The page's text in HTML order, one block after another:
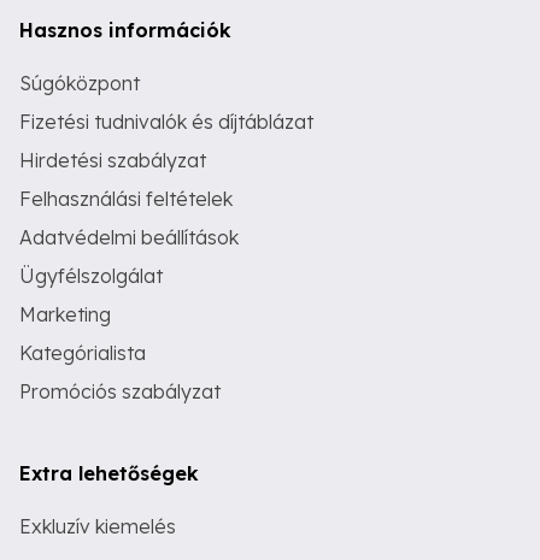
Hasznos információk
Súgóközpont
Fizetési tudnivalók és díjtáblázat
Hirdetési szabályzat
Felhasználási feltételek
Adatvédelmi beállítások
Ügyfélszolgálat
Marketing
Kategórialista
Promóciós szabályzat
Extra lehetőségek
Exkluzív kiemelés